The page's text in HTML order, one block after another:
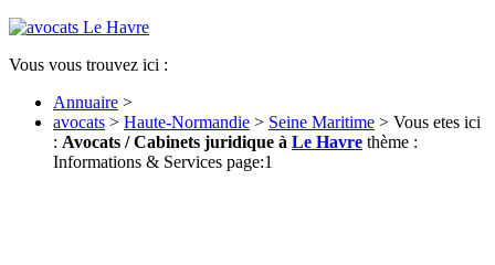
Vous vous trouvez ici :
Annuaire >
avocats > Haute-Normandie > Seine Maritime > Vous etes ici
: Avocats / Cabinets juridique à Le Havre thème :
Informations & Services page:1